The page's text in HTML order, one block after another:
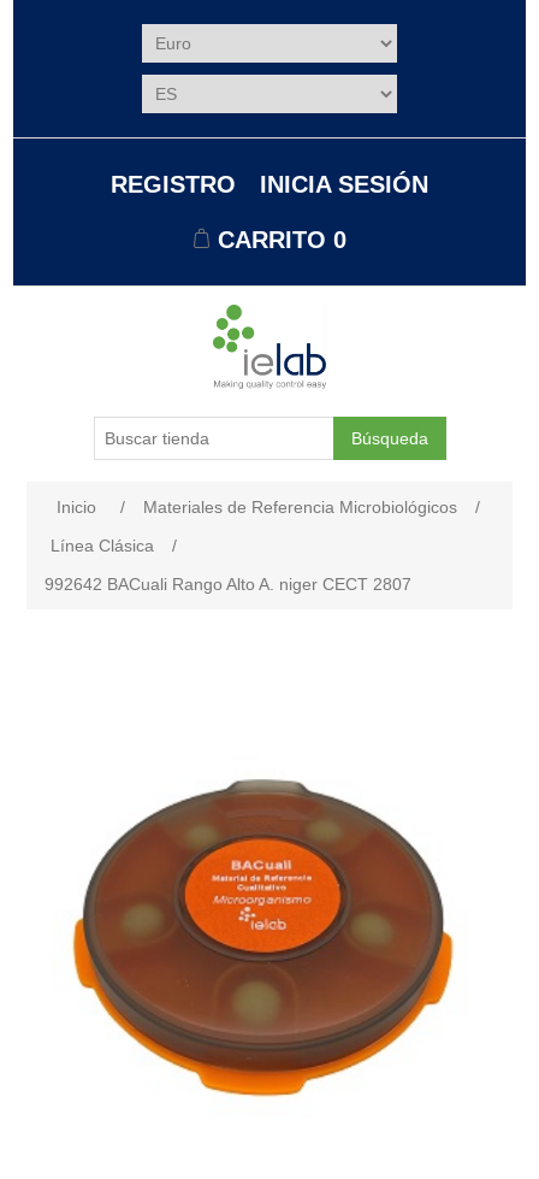
REGISTRO INICIA SESIÓN
CARRITO 0
Búsqueda
Inicio / Materiales de Referencia Microbiológicos
/
Línea Clásica
/
992642 BACuali Rango Alto A. niger CECT 2807